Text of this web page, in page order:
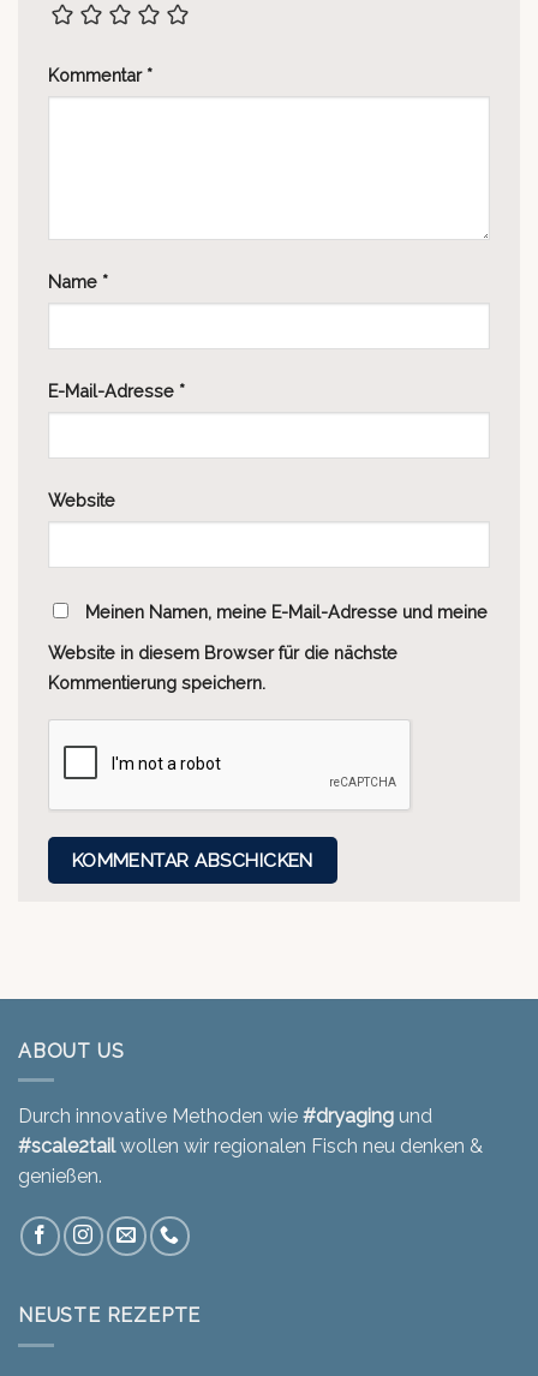
Kommentar *
Name *
E-Mail-Adresse *
Website
Meinen Namen, meine E-Mail-Adresse und meine
Website in diesem Browser für die nächste
Kommentierung speichern.
ABOUT US
Durch innovative Methoden wie #dryaging und
#scale2tailwollen wir regionalen Fisch neu denken &
genießen.
NEUSTE REZEPTE